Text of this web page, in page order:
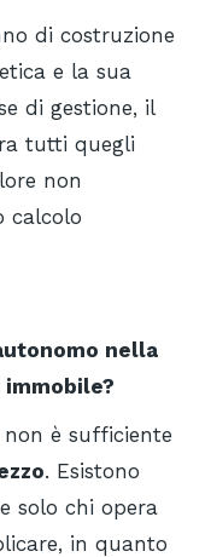
di costruzione
e la sua
di gestione, il
tutti quegli
non
calcolo
nella
non è sufficiente
. Esistono
solo chi opera
in quanto